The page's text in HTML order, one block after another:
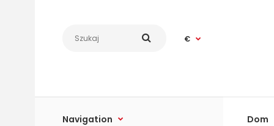
€
Navigation Dom